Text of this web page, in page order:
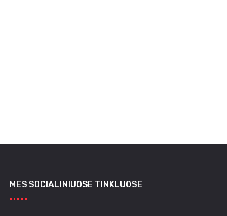
MES SOCIALINIUOSE TINKLUOSE